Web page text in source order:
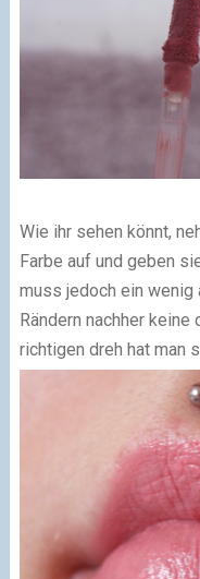
Wie ihr sehen könnt,
Farbe auf und geben
muss jedoch ein wenig
Rändern nachher
richtigen dreh hat man